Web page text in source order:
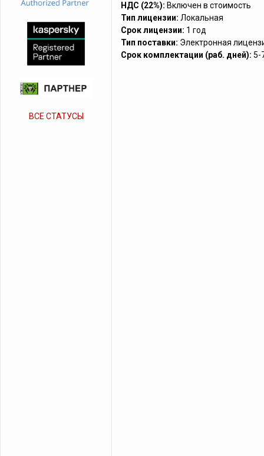
НДС (22%): Включен в стоимость
Тип лицензии: Локальная
Срок лицензии: 1 год
Тип поставки: Электронная
Срок комплектации (раб. дней): 5-
ВСЕ СТАТУСЫ